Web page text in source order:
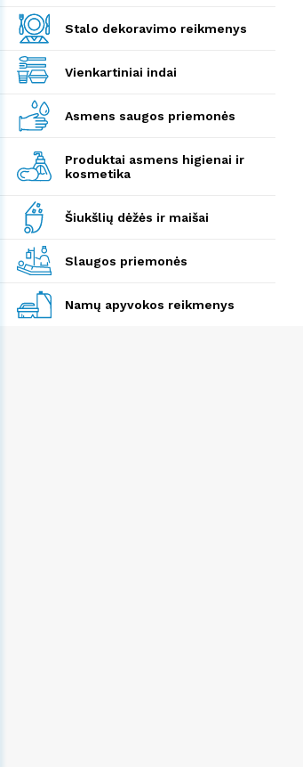
Stalo dekoravimo reikmenys
Vienkartiniai indai
Asmens saugos priemonės
Produktai asmens higienai ir
kosmetika
Šiukšlių dėžės ir maišai
Slaugos priemonės
Namų apyvokos reikmenys